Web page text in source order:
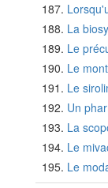
La
Le
Le
Le
Un
La
Le
Le